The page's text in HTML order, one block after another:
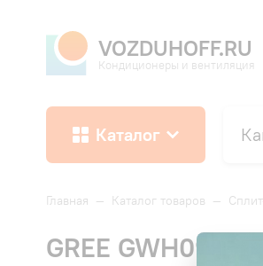
VOZDUHOFF.RU
Кондиционеры и вентиляция
Каталог
Главная — Каталог товаров —
GREE